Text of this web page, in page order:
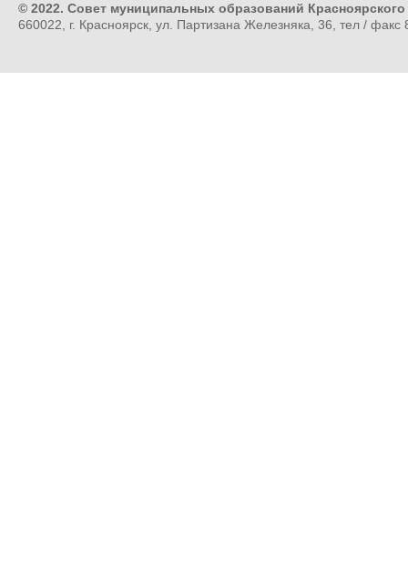
© 2022. Совет муниципальных образований Красноярского
660022, г. Красноярск, ул. Партизана Железняка, 36, тел /